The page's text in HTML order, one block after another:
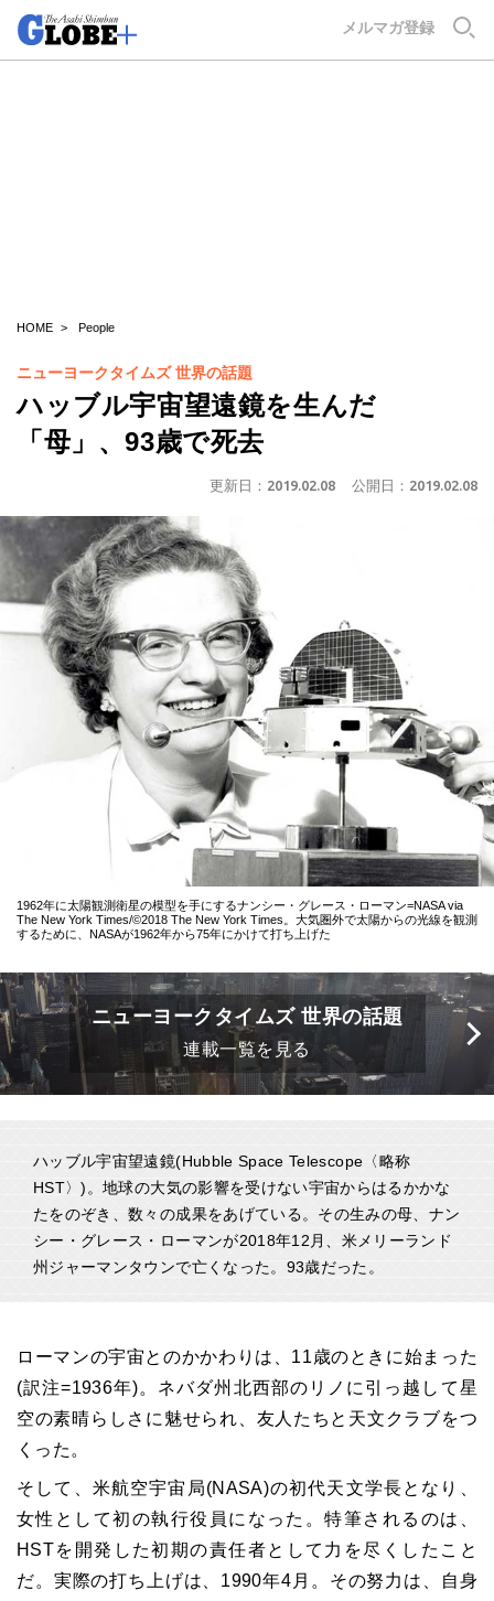
メルマガ登録
HOME People
ニューヨークタイムズ 世界の話題
ハッブル宇宙望遠鏡を生んだ
「母」、93歳で死去
更新日： 2019.02.08 公開日： 2019.02.08
1962年に太陽観測衛星の模型を手にするナンシー・グレース・ローマン=NASA via
The New York Times/©2018 The New York Times。大気圏外で太陽からの光線を観測
するために、NASAが1962年から75年にかけて打ち上げた
ニューヨークタイムズ 世界の話題
連載一覧を見る
ハッブル宇宙望遠鏡(Hubble Space Telescope〈略称
HST〉)。地球の大気の影響を受けない宇宙からはるかかな
たをのぞき、数々の成果をあげている。その生みの母、ナン
シー・グレース・ローマンが2018年12月、米メリーランド
州ジャーマンタウンで亡くなった。93歳だった。
ローマンの宇宙とのかかわりは、11歳のときに始まった
(訳注=1936年)。ネバダ州北西部のリノに引っ越して星
空の素晴らしさに魅せられ、友人たちと天文クラブをつ
くった。
そして、米航空宇宙局(NASA)の初代天文学長となり、
女性として初の執行役員になった。特筆されるのは、
HSTを開発した初期の責任者として力を尽くしたこと
だ。実際の打ち上げは、1990年4月。その努力は、自身